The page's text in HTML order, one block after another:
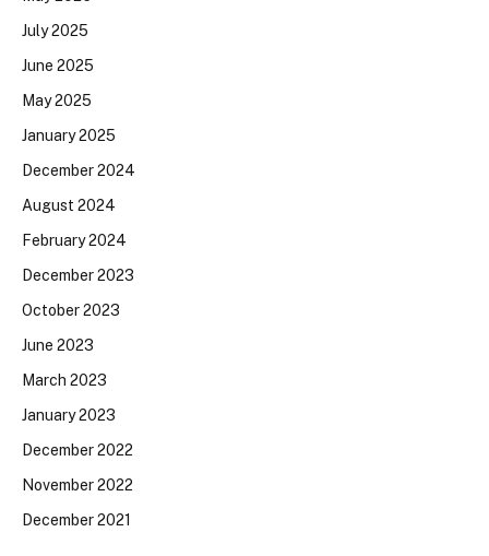
July 2025
June 2025
May 2025
January 2025
December 2024
August 2024
February 2024
December 2023
October 2023
June 2023
March 2023
January 2023
December 2022
November 2022
December 2021